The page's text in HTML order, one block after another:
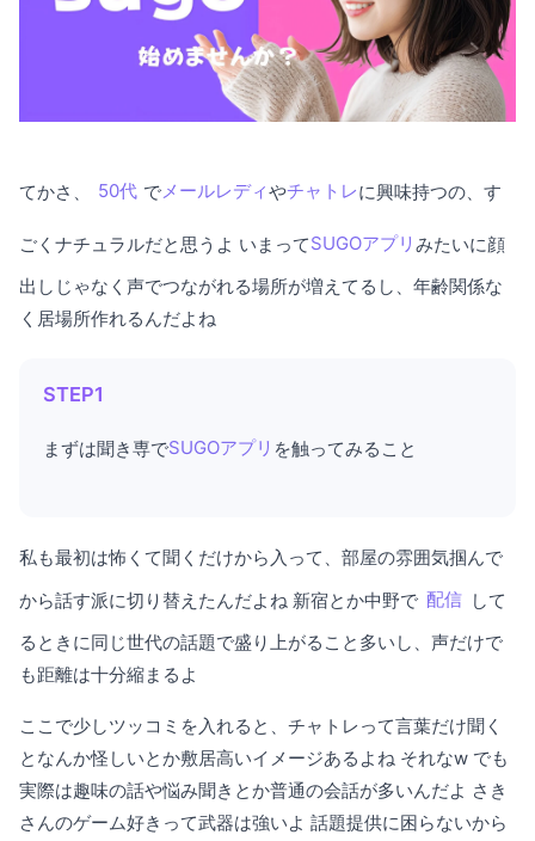
てかさ、 50代 でメールレディやチャトレに興味持つの、す
ごくナチュラルだと思うよ いまってSUGOアプリ みたいに顔
出しじゃなく声でつながれる場所が増えてるし、年齢関係な
く居場所作れるんだよね
STEP1
まずは聞き専でSUGOアプリ を触ってみること
私も最初は怖くて聞くだけから入って、部屋の雰囲気掴んで
から話す派に切り替えたんだよね 新宿とか中野で 配信 して
るときに同じ世代の話題で盛り上がること多いし、声だけで
も距離は十分縮まるよ
ここで少しツッコミを入れると、チャトレって言葉だけ聞く
となんか怪しいとか敷居高いイメージあるよね それなw でも
実際は趣味の話や悩み聞きとか普通の会話が多いんだよ さき
さんのゲーム好きって武器は強いよ 話題提供に困らないから